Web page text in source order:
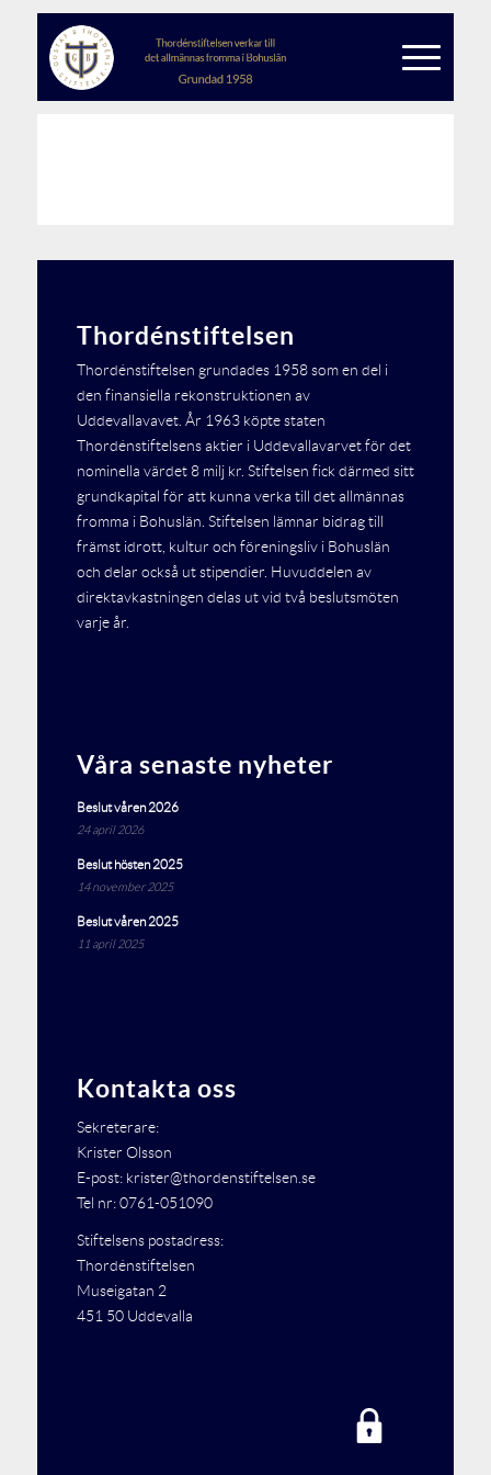
Thordénstiftelsen
Thordénstiftelsen grundades 1958 som en del i
den finansiella rekonstruktionen av
Uddevallavavet. År 1963 köpte staten
Thordénstiftelsens aktier i Uddevallavarvet för det
nominella värdet 8 milj kr. Stiftelsen fick därmed sitt
grundkapital för att kunna verka till det allmännas
fromma i Bohuslän. Stiftelsen lämnar bidrag till
främst idrott, kultur och föreningsliv i Bohuslän
och delar också ut stipendier. Huvuddelen av
direktavkastningen delas ut vid två beslutsmöten
varje år.
Våra senaste nyheter
Beslut våren 2026
24 april 2026
Beslut hösten 2025
14 november 2025
Beslut våren 2025
11 april 2025
Kontakta oss
Sekreterare:
Krister Olsson
E-post: krister@thordenstiftelsen.se
Tel nr: 0761-051090
Stiftelsens postadress:
Thordénstiftelsen
Museigatan 2
451 50 Uddevalla